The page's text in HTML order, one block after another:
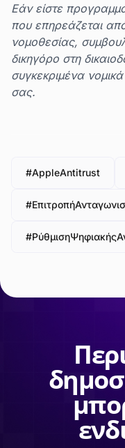
Εάν είστε
που επηρεάζεται
νομοθεσίας,
δικηγόρο στη
συγκεκριμένα
σας.
#AppleAntitrust